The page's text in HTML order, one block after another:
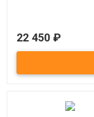
Под заказ
Набор
22 450 ₽